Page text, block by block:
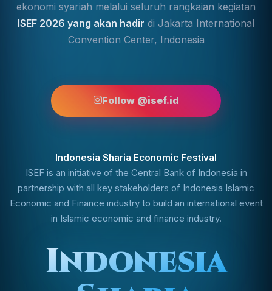
ekonomi syariah melalui seluruh rangkaian kegiatan
ISEF 2026 yang akan hadir di Jakarta International
Convention Center, Indonesia
Follow @isef.id
Indonesia Sharia Economic Festival
ISEF is an initiative of the Central Bank of Indonesia in
partnership with all key stakeholders of Indonesia Islamic
Economic and Finance industry to build an international event
in Islamic economic and finance industry.
Indonesia